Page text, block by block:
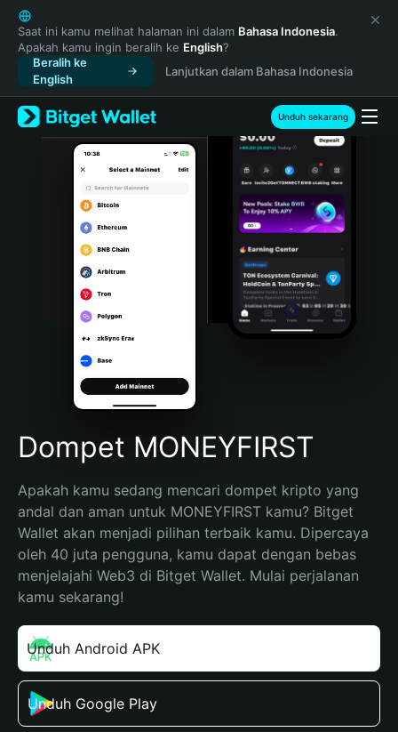
English
日本語
Tiếng Việt
Русский
Español (Latinoamérica)
Türkçe
Italiano
Português (Portugal)
Bahasa Indonesia
Português (Brasil)
Español (Argentina)
Saat ini kamu melihat halaman ini dalam Bahasa Indonesia.
Apakah kamu ingin beralih ke English?
Beralih ke
English
Lanjutkan dalam Bahasa Indonesia
Unduh sekarang
Dompet MONEYFIRST
Apakah kamu sedang mencari dompet kripto yang
andal dan aman untuk MONEYFIRST kamu? Bitget
Wallet akan menjadi pilihan terbaik kamu. Dipercaya
oleh 40 juta pengguna, kamu dapat dengan bebas
menjelajahi Web3 di Bitget Wallet. Mulai perjalanan
kamu sekarang!
Unduh Android APK
Unduh Google Play